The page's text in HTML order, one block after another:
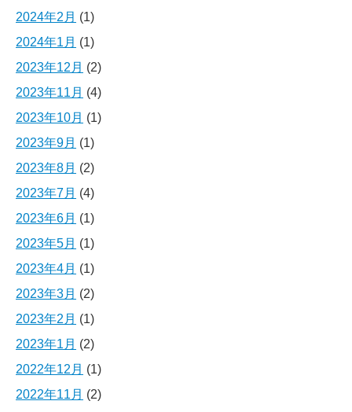
2024年2月 (1)
2024年1月 (1)
2023年12月 (2)
2023年11月 (4)
2023年10月 (1)
2023年9月 (1)
2023年8月 (2)
2023年7月 (4)
2023年6月 (1)
2023年5月 (1)
2023年4月 (1)
2023年3月 (2)
2023年2月 (1)
2023年1月 (2)
2022年12月 (1)
2022年11月 (2)